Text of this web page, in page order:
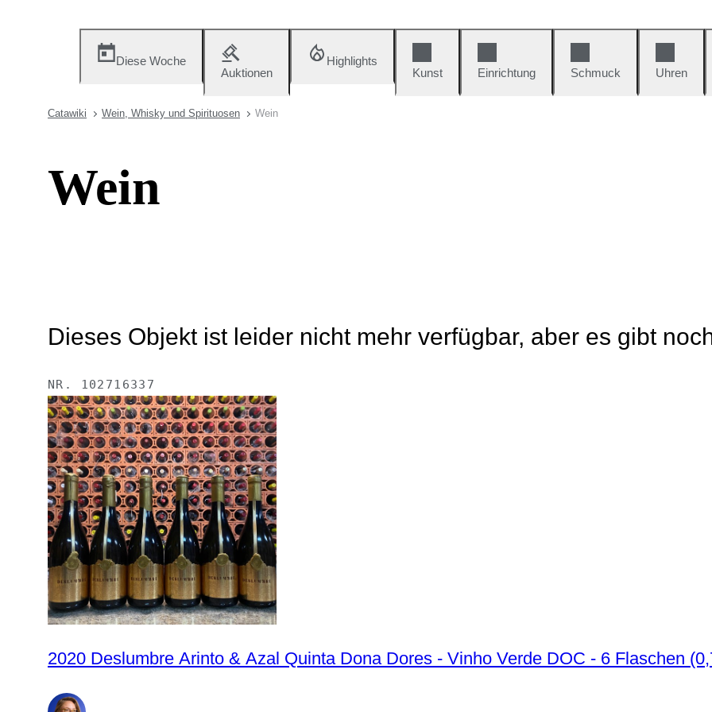
Diese Woche
Auktionen
Highlights
Kunst
Einrichtung Schmuck Uhren
Catawiki Wein, Whisky und Spirituosen Wein
Wein
Dieses Objekt ist leider nicht mehr verfügbar, aber es gibt
NR. 102716337
2020 Deslumbre Arinto & Azal Quinta Dona Dores - Vinho Verde DOC - 6 Flaschen